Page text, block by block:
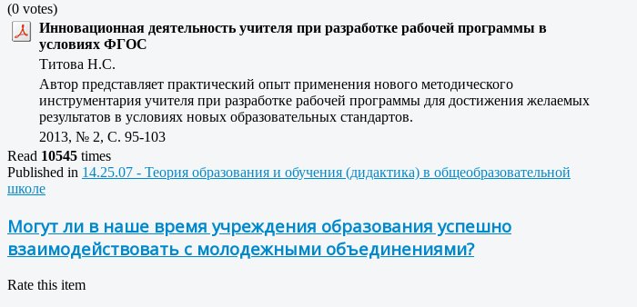
(0 votes)
Инновационная деятельность учителя при разработке рабочей программы в
условиях ФГОС
Титова Н.С.
Автор представляет практический опыт применения нового методического
инструментария учителя при разработке рабочей программы для достижения желаемых
результатов в условиях новых образовательных стандартов.
2013, № 2, C. 95-103
Read 10545 times
Published in 14.25.07 - Теория образования и обучения (дидактика) в общеобразовательной
школе
Могут ли в наше время учреждения образования успешно
взаимодействовать с молодежными объединениями?
Rate this item